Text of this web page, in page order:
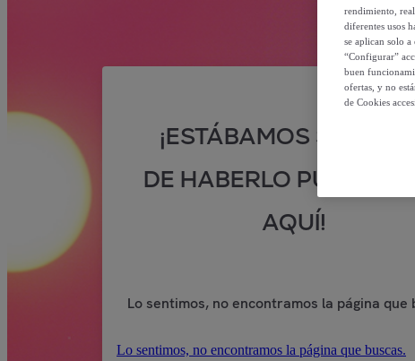
¡ESTÁBAMOS SEGUROS
DE HABERLO PUESTO
AQUÍ!
Lo sentimos, no encontramos la página que
Lo sentimos, no encontramos la página que buscas.
rendimiento,
diferentes usos
se aplican solo
“Configurar”
buen
ofertas, y no
de Cookies